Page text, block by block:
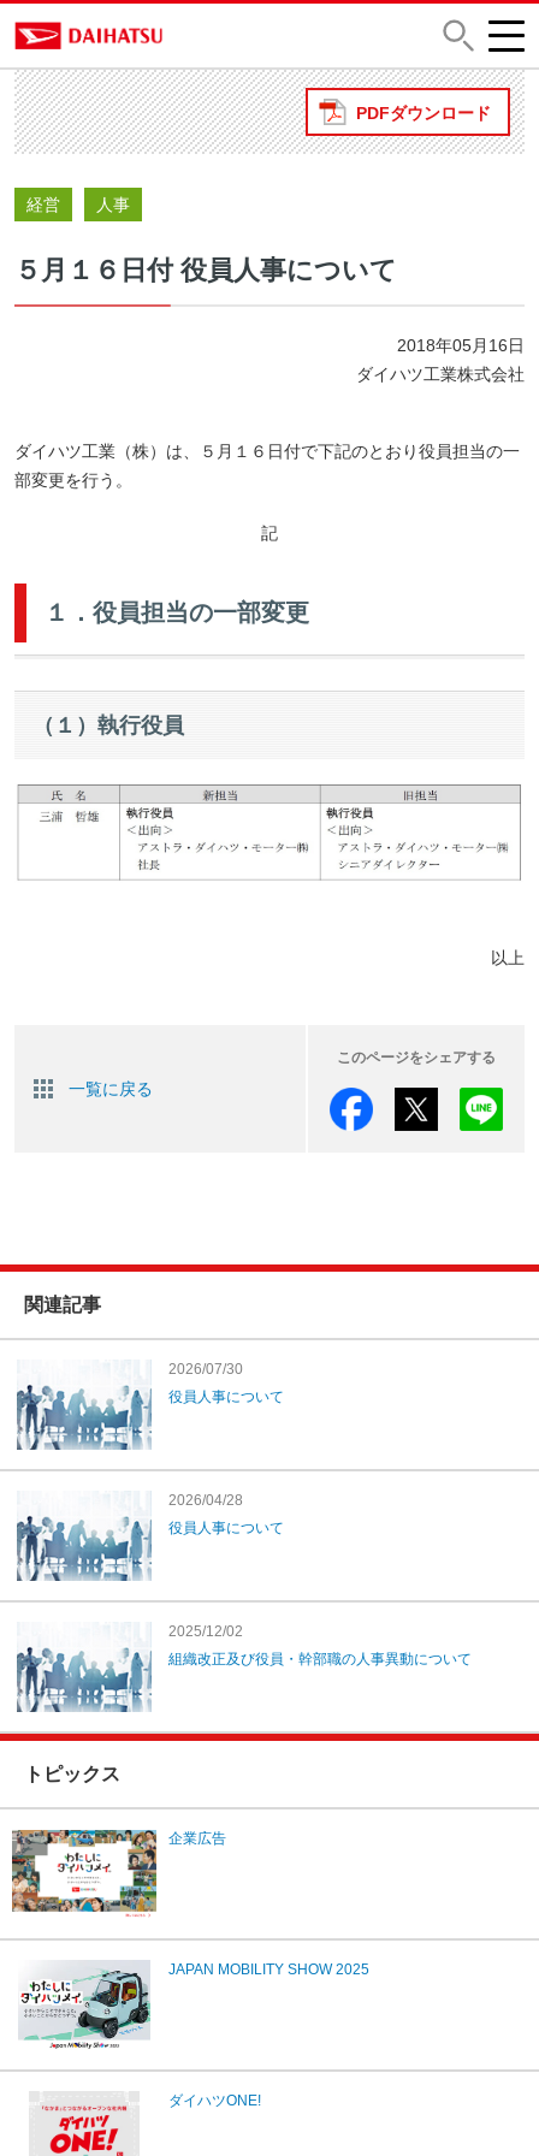
PDFダウンロード
経営 人事
５月１６日付 役員人事について
2018年05月16日
ダイハツ工業株式会社
ダイハツ工業（株）は、５月１６日付で下記のとおり役員担当の一
部変更を行う。
記
１．役員担当の一部変更
（１）執行役員
以上
一覧に戻る
このページをシェアする
関連記事
2026/07/30
役員人事について
2026/04/28
役員人事について
2025/12/02
組織改正及び役員・幹部職の人事異動について
トピックス
企業広告
JAPAN MOBILITY SHOW 2025
ダイハツONE!